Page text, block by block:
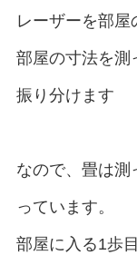
レーザーを部
部屋の寸法を測
振り分けます
なので、畳は測
っています。
部屋に入る1歩